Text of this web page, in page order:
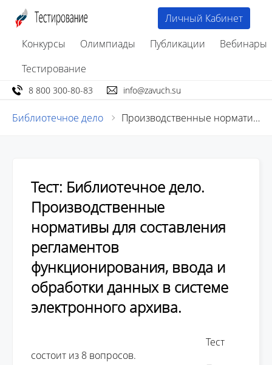
Конкурсы Олимпиады Публикации
Вебинары
Тестирование
Личный Кабинет
8 800 300-80-83 info@zavuch.su
Библиотечное дело Производственные нормативы для составления регламентов функционирования, ввода и обработки данных в системе электронного архива
Тест: Библиотечное дело.
Производственные
нормативы для составления
регламентов
функционирования, ввода и
обработки данных в системе
электронного архива.
состоит из 8 вопросов.